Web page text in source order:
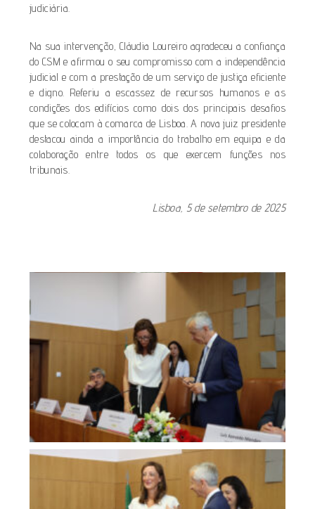
judiciária.
Na sua intervenção, Cláudia Loureiro agradeceu a confiança
do CSM e afirmou o seu compromisso com a independência
judicial e com a prestação de um serviço de justiça eficiente
e digno. Referiu a escassez de recursos humanos e as
condições dos edifícios como dois dos principais desafios
que se colocam à comarca de Lisboa. A nova juiz presidente
destacou ainda a importância do trabalho em equipa e da
colaboração entre todos os que exercem funções nos
tribunais.
Lisboa, 5 de setembro de 2025